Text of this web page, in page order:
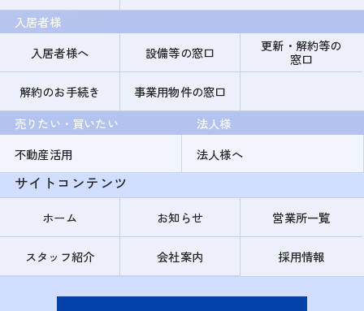
入居者様
入居者様へ
設備等の窓口
更新・解約等の
窓口
解約のお手続き
事業用物件の窓口
売りたい・買いたい
不動産活用
法人様
法人様へ
サイトコンテンツ
ホーム お知らせ 営業所一覧
スタッフ紹介 会社案内 採用情報